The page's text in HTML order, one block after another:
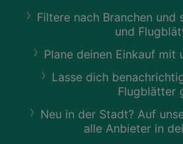
Filtere nach Branchen und
und
Plane deinen Einkauf mit
Lasse dich
Flugblätter
Neu in der Stadt? Auf
alle Anbieter in